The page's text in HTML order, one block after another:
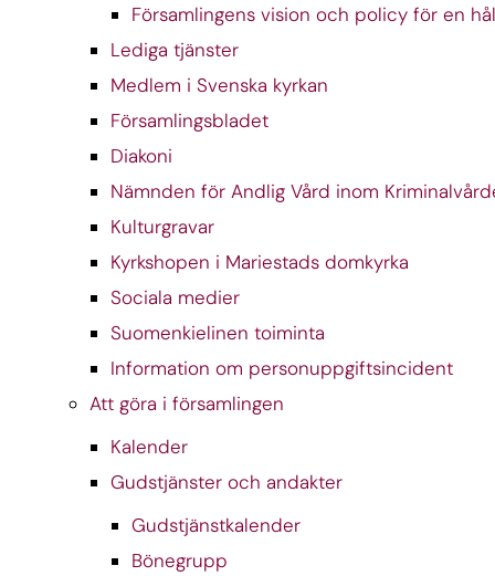
Församlingens vision och policy för en
Lediga tjänster
Medlem i Svenska kyrkan
Församlingsbladet
Diakoni
Nämnden för Andlig Vård inom
Kulturgravar
Kyrkshopen i Mariestads domkyrka
Sociala medier
Suomenkielinen toiminta
Information om personuppgiftsincident
Att göra i församlingen
Kalender
Gudstjänster och andakter
Gudstjänstkalender
Bönegrupp